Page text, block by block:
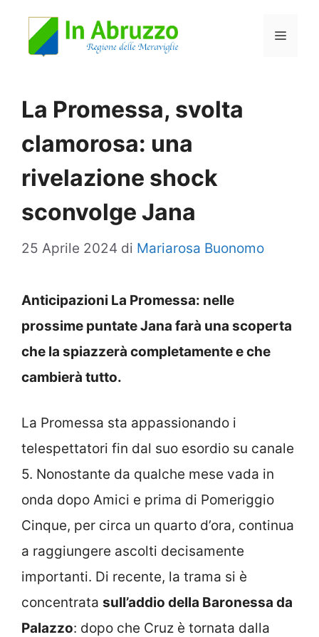
Menu
La Promessa, svolta
clamorosa: una
rivelazione shock
sconvolge Jana
25 Aprile 2024 di Mariarosa Buonomo
Anticipazioni La Promessa: nelle
prossime puntate Jana farà una scoperta
che la spiazzerà completamente e che
cambierà tutto.
La Promessa sta appassionando i
telespettatori fin dal suo esordio su canale
5. Nonostante da qualche mese vada in
onda dopo Amici e prima di Pomeriggio
Cinque, per circa un quarto d’ora, continua
a raggiungere ascolti decisamente
importanti. Di recente, la trama si è
concentrata sull’addio della Baronessa da
Palazzo: dopo che Cruz è tornata dalla